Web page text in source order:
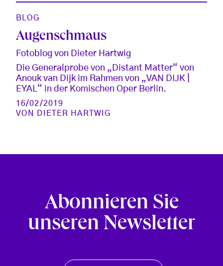
BLOG
Augenschmaus
Fotoblog von Dieter Hartwig
Die Generalprobe von „Distant Matter“ von
Anouk van Dijk im Rahmen von „VAN DIJK |
EYAL“ in der Komischen Oper Berlin.
16/02/2019
VON
DIETER HARTWIG
Abonnieren Sie
unseren Newsletter